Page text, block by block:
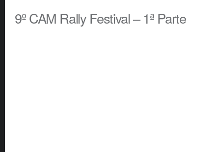
9º CAM Rally Festival – 1ª Parte